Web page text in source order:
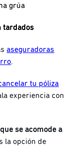
grúa
tardados
aseguradoras
.
tu póliza
experiencia con
que se acomode a
la opción de